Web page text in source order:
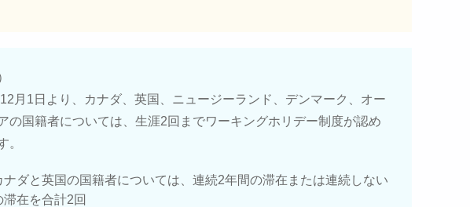
月1日より、カナダ、英国、ニュージーランド、デンマーク、オー
の国籍者については、生涯2回までワーキングホリデー制度が認め
。
ナダと英国の国籍者については、連続2年間の滞在または連続しない
滞在を合計2回